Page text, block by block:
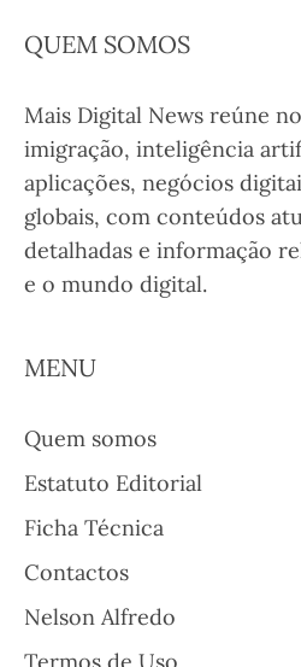
QUEM SOMOS
Mais Digital News reúne
imigração, inteligência
aplicações, negócios
globais, com conteúdos
detalhadas e informação
e o mundo digital.
MENU
Quem somos
Estatuto Editorial
Ficha Técnica
Contactos
Nelson Alfredo